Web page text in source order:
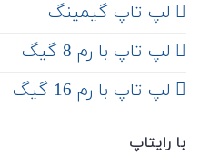
لپ تاپ گیمینگ
لپ تاپ با رم 8 گیگ
لپ تاپ با رم 16 گیگ
با رایتاپ